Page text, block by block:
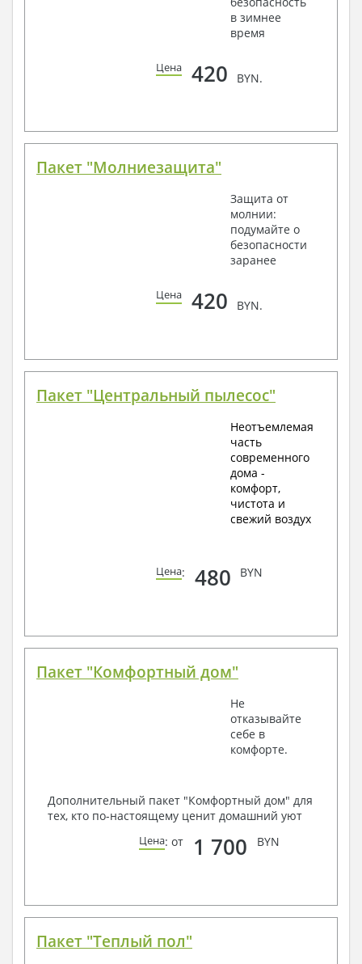
в зимнее
время
Цена 420 BYN.
Пакет "Молниезащита"
Защита от
молнии:
подумайте о
безопасности
заранее
Цена 420 BYN.
Пакет "Центральный пылесос"
Неотъемлемая
часть
современного
дома -
комфорт,
чистота и
свежий воздух
Цена: 480 BYN
Пакет "Комфортный дом"
Не
отказывайте
себе в
комфорте.
Дополнительный пакет "Комфортный дом" для
тех, кто по-настоящему ценит домашний уют
Цена: от 1 700 BYN
Пакет "Теплый пол"